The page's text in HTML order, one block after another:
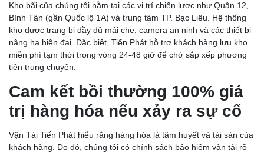
Kho bãi của chúng tôi nằm tại các vị trí chiến lược như Quận 12,
Bình Tân (gần Quốc lộ 1A) và trung tâm TP. Bạc Liêu. Hệ thống
kho được trang bị đầy đủ mái che, camera an ninh và các thiết bị
nâng hạ hiện đại. Đặc biệt, Tiến Phát hỗ trợ khách hàng lưu kho
miễn phí tạm thời trong vòng 24-48 giờ để chờ sắp xếp phương
tiện trung chuyển.
Cam kết bồi thường 100% giá
trị hàng hóa nếu xảy ra sự cố
Vận Tải Tiến Phát hiểu rằng hàng hóa là tâm huyết và tài sản của
khách hàng. Do đó, chúng tôi có chính sách bảo hiểm vận tải rõ